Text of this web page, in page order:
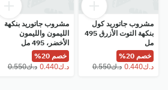
مشروب جاتوريد كول
بنكهة التوت الأزرق 495
مل
خصم 20%
مشروب جاتوريد بنكهة
الليمون والليمون
الأخضر، 495 مل
خصم 20%
⁦د.ك0.440⁩
⁦د.ك0.550⁩